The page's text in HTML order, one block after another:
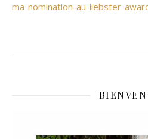
ma-nomination-au-liebster-